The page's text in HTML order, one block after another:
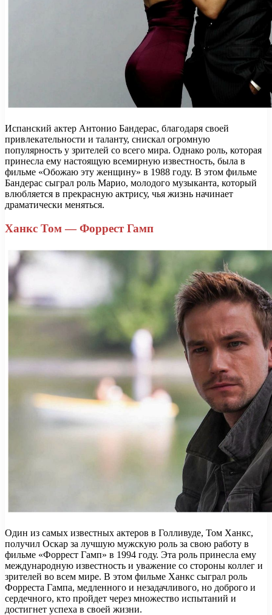
Испанский актер Антонио Бандерас, благодаря своей
привлекательности и таланту, снискал огромную
популярность у зрителей со всего мира. Однако роль, которая
принесла ему настоящую всемирную известность, была в
фильме «Обожаю эту женщину» в 1988 году. В этом фильме
Бандерас сыграл роль Марио, молодого музыканта, который
влюбляется в прекрасную актрису, чья жизнь начинает
драматически меняться.
Ханкс Том — Форрест Гамп
Один из самых известных актеров в Голливуде, Том Ханкс,
получил Оскар за лучшую мужскую роль за свою работу в
фильме «Форрест Гамп» в 1994 году. Эта роль принесла ему
международную известность и уважение со стороны коллег и
зрителей во всем мире. В этом фильме Ханкс сыграл роль
Форреста Гампа, медленного и незадачливого, но доброго и
сердечного, кто пройдет через множество испытаний и
достигнет успеха в своей жизни.